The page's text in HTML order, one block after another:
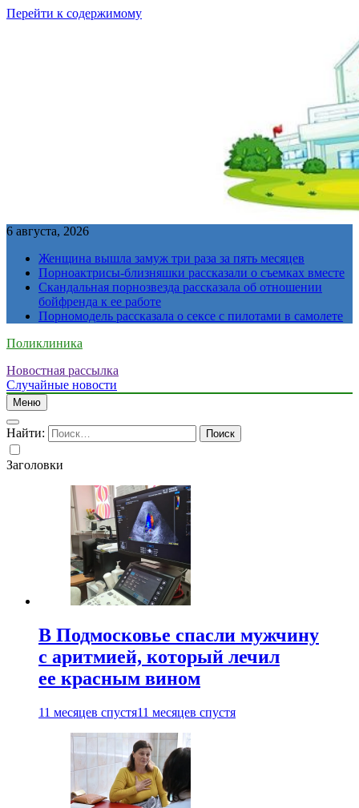
Перейти к содержимому
6 августа, 2026
Женщина вышла замуж три раза за пять месяцев
Порноактрисы-близняшки рассказали о съемках вместе
Скандальная порнозвезда рассказала об отношении
бойфренда к ее работе
Порномодель рассказала о сексе с пилотами в самолете
Поликлиника
Новостная рассылка
Случайные новости
Меню
Найти:
Заголовки
В Подмосковье спасли мужчину
с аритмией, который лечил
ее красным вином
11 месяцев спустя11 месяцев спустя